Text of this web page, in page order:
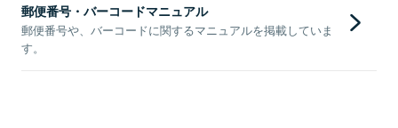
郵便番号・バーコードマニュアル
郵便番号や、バーコードに関するマニュアルを掲載していま
す。